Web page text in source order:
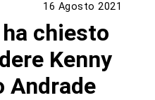
16 Agosto 2021
chiesto
Kenny
Andrade